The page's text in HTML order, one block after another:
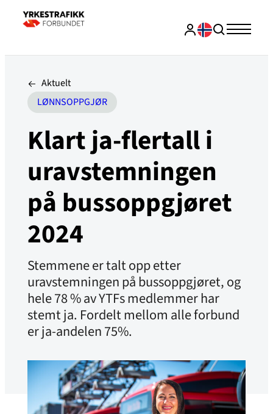
Aktuelt
LØNNSOPPGJØR
Klart ja-flertall i
uravstemningen
på bussoppgjøret
2024
Stemmene er talt opp etter
uravstemningen på bussoppgjøret, og
hele 78 % av YTFs medlemmer har
stemt ja. Fordelt mellom alle forbund
er ja-andelen 75%.